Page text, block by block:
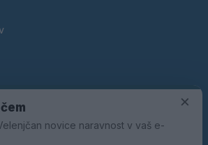
×
novice naravnost v vaš e-